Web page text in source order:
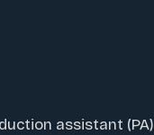
assistant (PA)